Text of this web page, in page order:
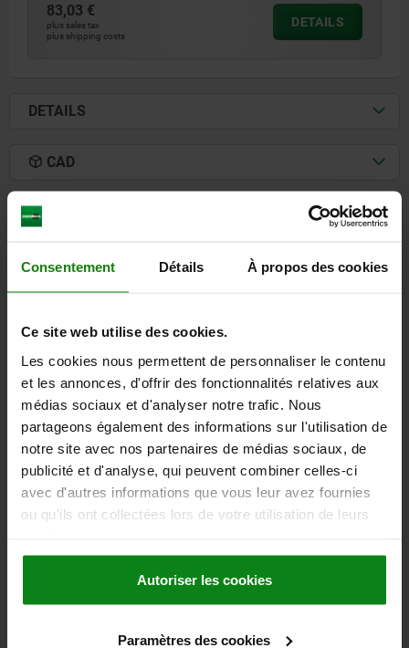
Consentement Détails À propos des cookies
Ce site web utilise des cookies.
Les cookies nous permettent de personnaliser le contenu
et les annonces, d'offrir des fonctionnalités relatives aux
médias sociaux et d'analyser notre trafic. Nous
partageons également des informations sur l'utilisation de
notre site avec nos partenaires de médias sociaux, de
publicité et d'analyse, qui peuvent combiner celles-ci
avec d'autres informations que vous leur avez fournies
ou qu'ils ont collectées lors de votre utilisation de leurs
Autoriser les cookies
Paramètres des cookies
83,03 €
plus sales tax
plus shipping costs
DETAILS
DETAILS
CAD
DOWNLOADS
Other customers also bought
29180
Support arm telescopic
sales tax
DETAILS